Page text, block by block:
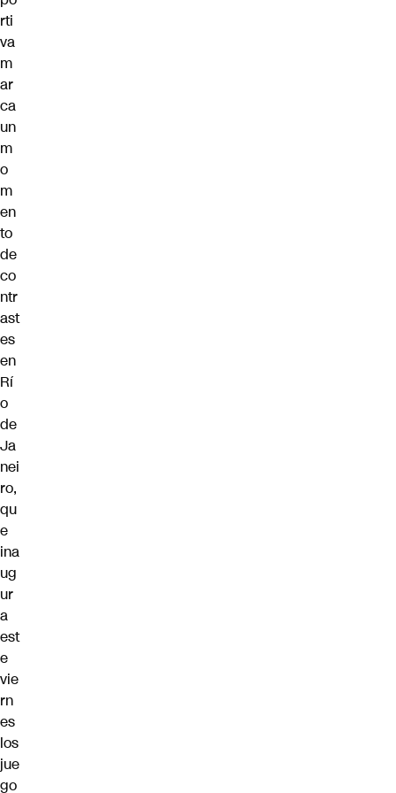
rti
va
m
ar
ca
un
m
o
m
en
to
de
co
ntr
ast
es
en
Rí
o
de
Ja
nei
ro,
qu
e
ina
ug
ur
a
est
e
vie
rn
es
los
jue
go